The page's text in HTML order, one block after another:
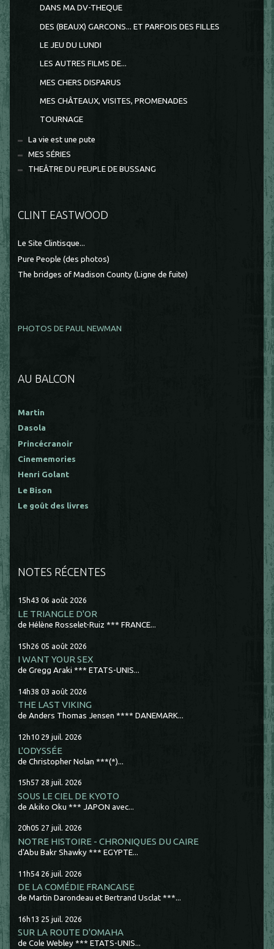
DANS MA DV-THEQUE
DES (BEAUX) GARCONS... ET PARFOIS DES FILLES
LE JEU DU LUNDI
LES AUTRES FILMS DE...
MES CHERS DISPARUS
MES CHÂTEAUX, VISITES, PROMENADES
TOURNAGE
La vie est une pute
MES SÉRIES
THEÂTRE DU PEUPLE DE BUSSANG
CLINT EASTWOOD
Le Site Clintisque...
Pure People (des photos)
The bridges of Madison County (Ligne de fuite)
PHOTOS DE PAUL NEWMAN
AU BALCON
Martin
Dasola
Princécranoir
Cinememories
Henri Golant
Le Bison
Le goût des livres
NOTES RÉCENTES
15h43 06 août 2026
LE TRIANGLE D'OR
de Hélène Rosselet-Ruiz *** FRANCE...
15h26 05 août 2026
I WANT YOUR SEX
de Gregg Araki *** ETATS-UNIS...
14h38 03 août 2026
THE LAST VIKING
de Anders Thomas Jensen **** DANEMARK...
12h10 29 juil. 2026
L'ODYSSÉE
de Christopher Nolan ***(*)...
15h57 28 juil. 2026
SOUS LE CIEL DE KYOTO
de Akiko Oku *** JAPON avec...
20h05 27 juil. 2026
NOTRE HISTOIRE - CHRONIQUES DU CAIRE
d'Abu Bakr Shawky *** EGYPTE...
11h54 26 juil. 2026
DE LA COMÉDIE FRANCAISE
de Martin Darondeau et Bertrand Usclat ***...
16h13 25 juil. 2026
SUR LA ROUTE D'OMAHA
de Cole Webley *** ETATS-UNIS...